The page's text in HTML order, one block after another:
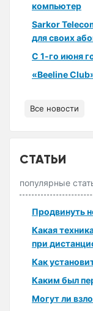
компьютер
Sarkor
для своих
С 1-го июня
«Beeline
Все новости
СТАТЬИ
популярные
Продвинуть
Какая
при
Как
Каким был
Могут ли